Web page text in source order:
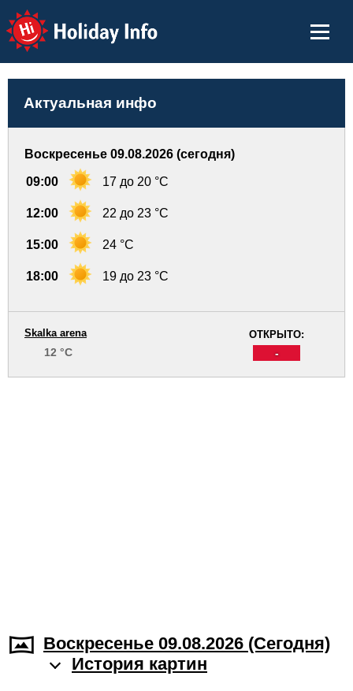
Holiday Info
Актуальная инфо
Воскресенье 09.08.2026 (сегодня)
09:00 17 до 20 °C
12:00 22 до 23 °C
15:00 24 °C
18:00 19 до 23 °C
ОТКРЫТО:
-
Skalka arena
12 °C
Воскресенье 09.08.2026 (Cегодня)
История картин